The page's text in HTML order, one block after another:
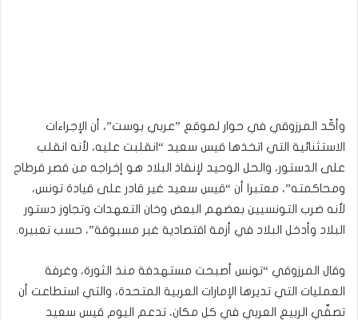
وأكّد المرزوقي في حوار لموقع ”عربي بوست”، أن الإجراءات
الاستثنائية التي اتخذها قيس سعيد “انقلبت عليه، لأنه انقلب
على الدستور، والحل الوحيد لإنقاذ البلاد هو إخراجه من قصر قرطاج
ومحاكمته”، معتبرا أن “قيس سعيد غير قادر على قيادة تونس،
لأنه ضرب التونسيين بعضهم البعض وخان التعهدات وتجاوز دستور
البلاد وأدخل البلاد في أزمة اقتصادية غير مسبوقة”، حسب تعبيره.
وقال المرزوقي “تونس أصبحت مستهدفة منذ الثورة، وغرفة
العمليات التي تديرها الإمارات العربية المتحدة، والتي استطاعت أن
تصفِّي الربيع العربي في كل مكان، تدعم اليوم قيس سعيد